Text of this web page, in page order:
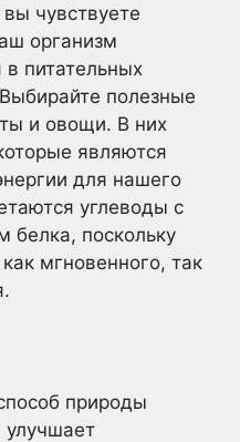
чувствуете
организм
питательных
полезные
и овощи. В них
являются
для нашего
углеводы с
белка, поскольку
мгновенного, так
природы
улучшает